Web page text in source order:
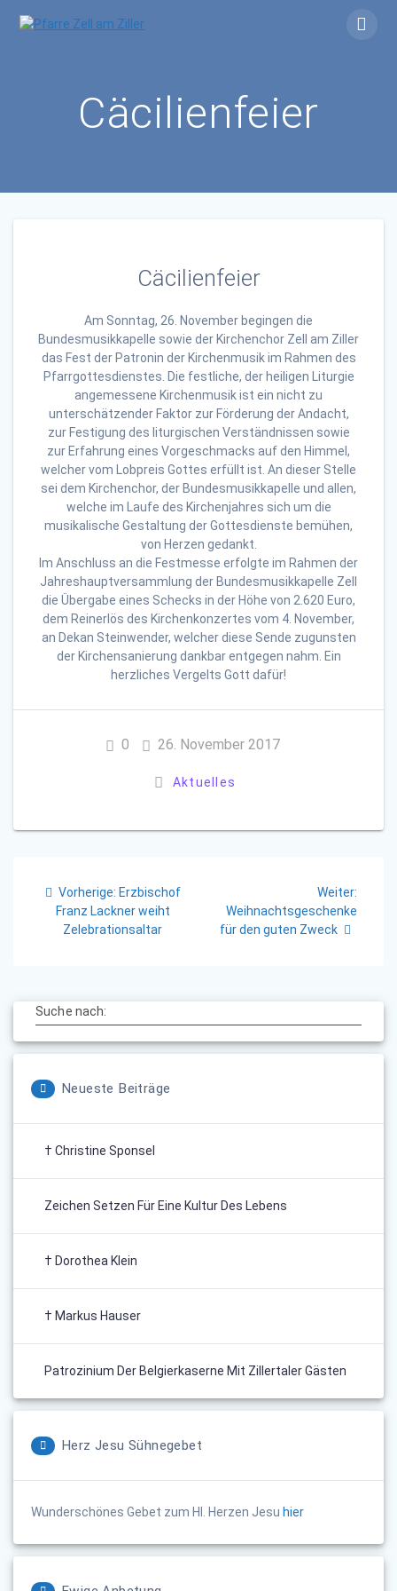
Cäcilienfeier
Cäcilienfeier
Am Sonntag, 26. November begingen die
Bundesmusikkapelle sowie der Kirchenchor Zell am Ziller
das Fest der Patronin der Kirchenmusik im Rahmen des
Pfarrgottesdienstes. Die festliche, der heiligen Liturgie
angemessene Kirchenmusik ist ein nicht zu
unterschätzender Faktor zur Förderung der Andacht,
zur Festigung des liturgischen Verständnissen sowie
zur Erfahrung eines Vorgeschmacks auf den Himmel,
welcher vom Lobpreis Gottes erfüllt ist. An dieser Stelle
sei dem Kirchenchor, der Bundesmusikkapelle und allen,
welche im Laufe des Kirchenjahres sich um die
musikalische Gestaltung der Gottesdienste bemühen,
von Herzen gedankt.
Im Anschluss an die Festmesse erfolgte im Rahmen der
Jahreshauptversammlung der Bundesmusikkapelle Zell
die Übergabe eines Schecks in der Höhe von 2.620 Euro,
dem Reinerlös des Kirchenkonzertes vom 4. November,
an Dekan Steinwender, welcher diese Sende zugunsten
der Kirchensanierung dankbar entgegen nahm. Ein
herzliches Vergelts Gott dafür!
0 26. November 2017
Aktuelles
Vorherige: Vorheriger
Beitrag:
Erzbischof
Franz Lackner weiht
Zelebrationsaltar
Weiter:
Weihnachtsgeschenke
für den guten Zweck
Suche nach:
Neueste Beiträge
† Christine Sponsel
Zeichen Setzen Für Eine Kultur Des Lebens
† Dorothea Klein
† Markus Hauser
Patrozinium Der Belgierkaserne Mit Zillertaler Gästen
Herz Jesu Sühnegebet
Wunderschönes Gebet zum Hl. Herzen Jesu hier